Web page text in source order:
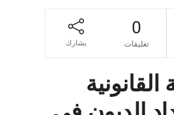
0
تعليقات يشارك
القانونية